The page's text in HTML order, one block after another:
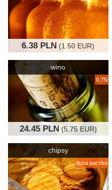
6.38 PLN (1.50 EUR)
wino
0,75l
24.45 PLN (5.75 EUR)
chipsy
duża paczka